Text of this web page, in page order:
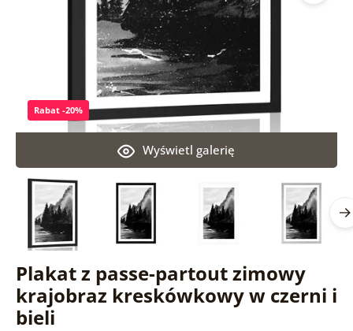
Plakat z passe-partout zimowy
krajobraz kreskówkowy w czerni i
bieli
Wyświetl galerię
Rabat -20%